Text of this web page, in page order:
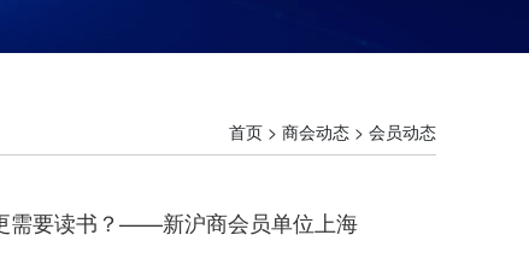
首页 > 商会动态 > 会员动态
需要读书？——新沪商会员单位上海